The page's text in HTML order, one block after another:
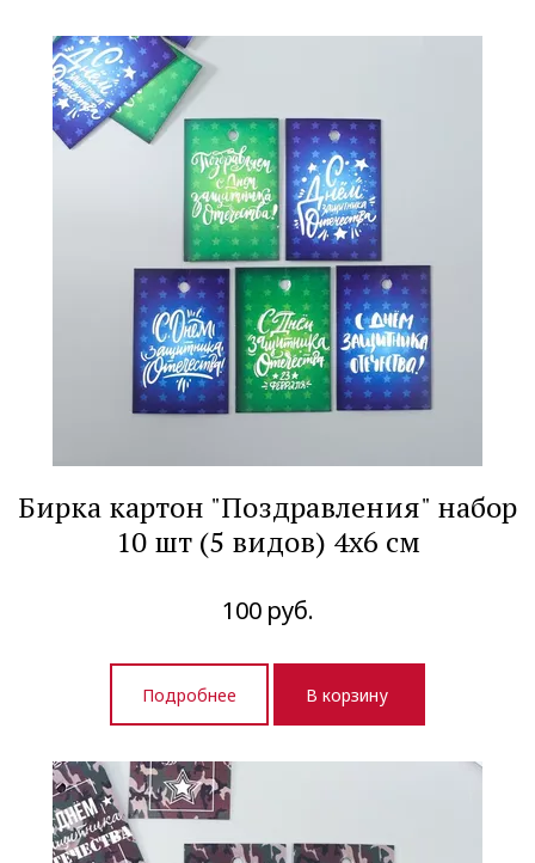
Бирка картон "Поздравления" набор
10 шт (5 видов) 4х6 см
100 руб.
Подробнее В корзину